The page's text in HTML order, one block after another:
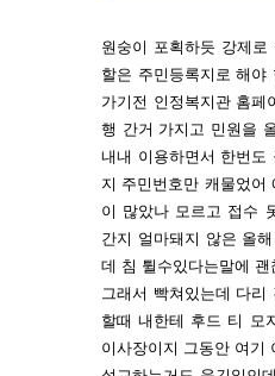
원숭이 포획하듯 강제
할은 주민등록지로 해야
가기전 인정복지관 홈페
행 간거 가지고 민원을
내내 이용하면서 한번도
지 주민번호만 캐물었어
이 많았나 모르고 접수
간지 얼마돼지 않은 올
데 침 튈수있다는말에
그래서 빡쳐있는데 다
할때 내한테 후드 티 모
이사장이지 그동안 여기